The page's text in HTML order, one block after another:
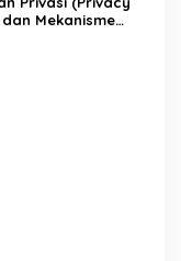
Mekanisme